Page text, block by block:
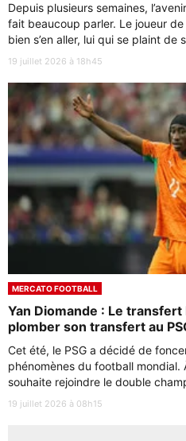
Depuis plusieurs semaines,
fait beaucoup parler. Le joueur
bien s’en aller, lui qui se plaint de
19 juillet 2026 à 18h45
MERCATO FOOTBALL
Yan Diomande : Le
plomber son transfert au
Cet été, le PSG a décidé de
phénomènes du football mondial.
souhaite rejoindre le double
19 juillet 2026 à 08h15